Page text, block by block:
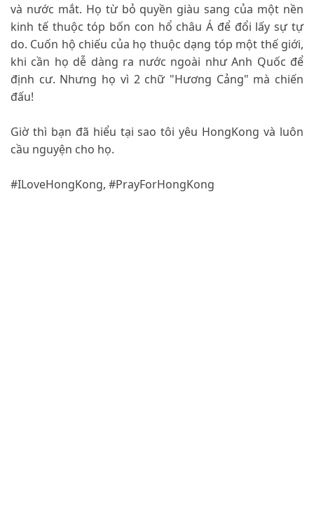
và nước mắt. Họ từ bỏ quyền giàu sang của một nền
kinh tế thuộc tóp bốn con hổ châu Á để đổi lấy sự tự
do. Cuốn hộ chiếu của họ thuộc dạng tóp một thế giới,
khi cần họ dễ dàng ra nước ngoài như Anh Quốc để
định cư. Nhưng họ vì 2 chữ "Hương Cảng" mà chiến
đấu!
Giờ thì bạn đã hiểu tại sao tôi yêu HongKong và luôn
cầu nguyện cho họ.
#ILoveHongKong, #PrayForHongKong